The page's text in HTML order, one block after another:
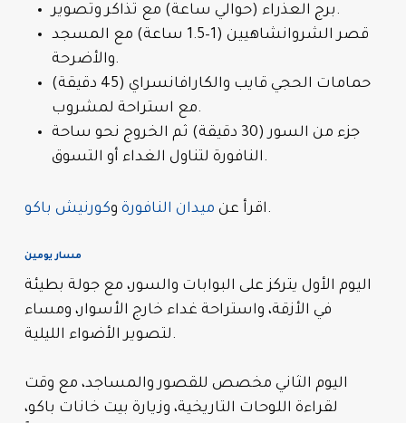
برج العذراء (حوالي ساعة) مع تذاكر وتصوير.
قصر الشروانشاهيين (1–1.5 ساعة) مع المسجد
والأضرحة.
حمامات الحجي قايب والكارافانسراي (45 دقيقة)
مع استراحة لمشروب.
جزء من السور (30 دقيقة) ثم الخروج نحو ساحة
النافورة لتناول الغداء أو التسوق.
اقرأ عن ميدان النافورة وكورنيش باكو .
مسار يومين
اليوم الأول يتركز على البوابات والسور، مع جولة بطيئة
في الأزقة، واستراحة غداء خارج الأسوار، ومساء
لتصوير الأضواء الليلية.
اليوم الثاني مخصص للقصور والمساجد، مع وقت
لقراءة اللوحات التاريخية، وزيارة بيت خانات باكو،